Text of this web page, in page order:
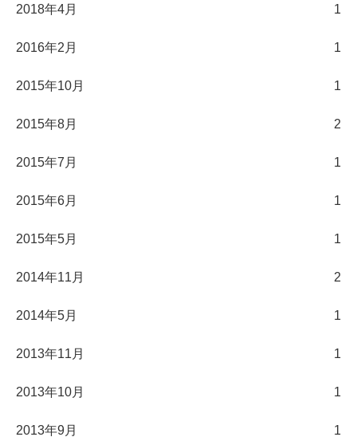
2018年4月 1
2016年2月 1
2015年10月 1
2015年8月 2
2015年7月 1
2015年6月 1
2015年5月 1
2014年11月 2
2014年5月 1
2013年11月 1
2013年10月 1
2013年9月 1